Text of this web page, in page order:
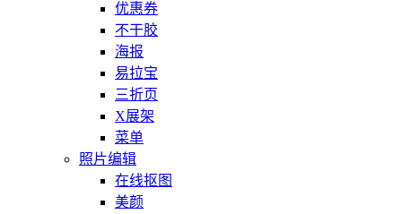
优惠券
不干胶
海报
易拉宝
三折页
X展架
菜单
照片编辑
在线抠图
美颜